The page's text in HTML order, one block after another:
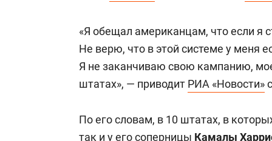
«Я обещал американцам, что если я
Не верю, что в этой системе у меня
Я не заканчиваю свою кампанию,
штатах», — приводит РИА «Новости»
По его словам, в 10 штатах, в
так и у его соперницы Камалы